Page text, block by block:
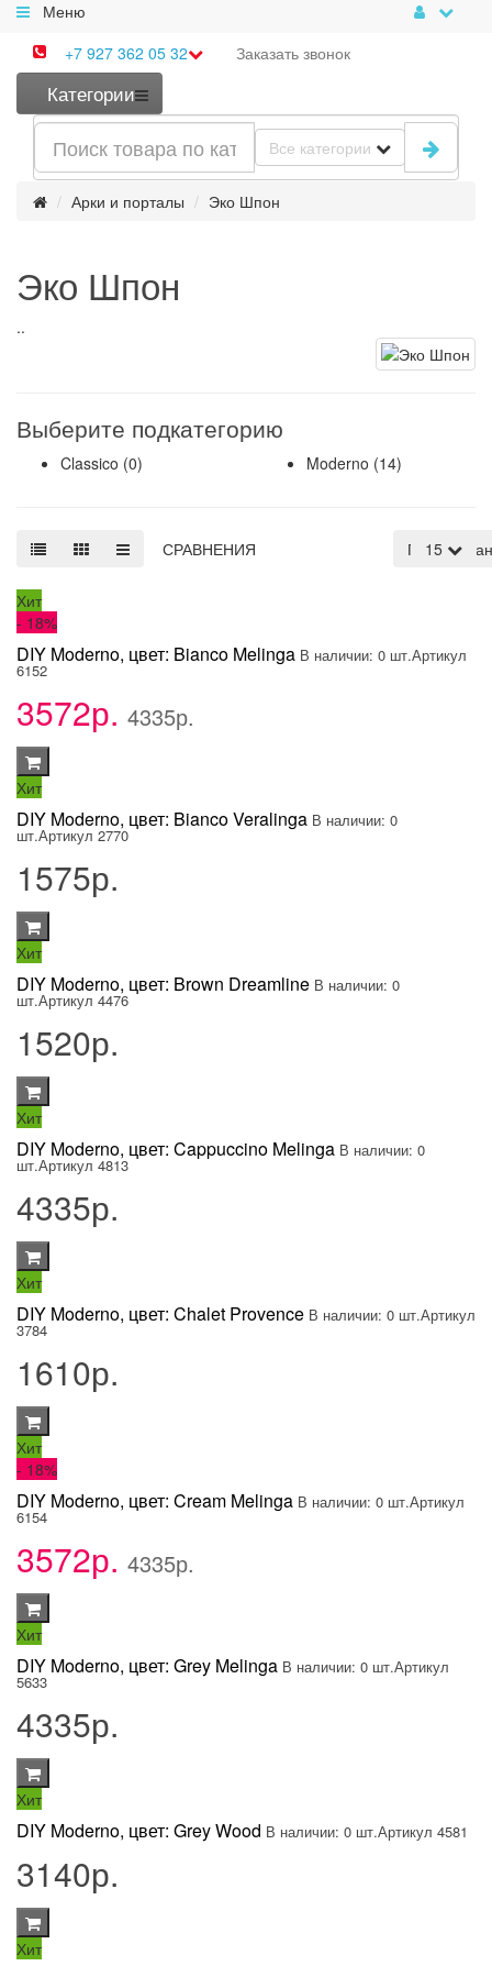
Меню
+7 927 362 05 32
Заказать звонок
Категории
Все категории
Арки и порталы Эко Шпон
Эко Шпон
..
Выберите подкатегорию
Classico (0) Moderno (14)
СРАВНЕНИЯ 15
По
Хит
- 18%
DIY Moderno, цвет: Bianco Melinga В наличии: 0 шт.Артикул
6152
3572р. 4335р.
Хит
DIY Moderno, цвет: Bianco Veralinga В наличии: 0
шт.Артикул 2770
1575р.
Хит
DIY Moderno, цвет: Brown Dreamline В наличии: 0
шт.Артикул 4476
1520р.
Хит
DIY Moderno, цвет: Cappuccino Melinga В наличии: 0
шт.Артикул 4813
4335р.
Хит
DIY Moderno, цвет: Chalet Provence В наличии: 0 шт.Артикул
3784
1610р.
Хит
- 18%
DIY Moderno, цвет: Cream Melinga В наличии: 0 шт.Артикул
6154
3572р. 4335р.
Хит
DIY Moderno, цвет: Grey Melinga В наличии: 0 шт.Артикул
5633
4335р.
Хит
DIY Moderno, цвет: Grey Wood В наличии: 0 шт.Артикул 4581
3140р.
Хит